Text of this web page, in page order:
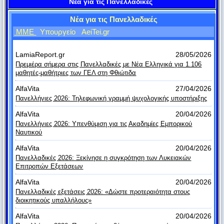
Μη μου τους κύκλους τάραττε.
Δεν υπάρχει τίποτε πιο άνισο από την ίση μεταχείριση των
ανίσων.
Αριστοτέλης
Εύρηκα!
Αρχιμήδης
Περισσότεροι νόμοι, λιγότερη δικαιοσύνη.
Κικέρων
Τον Μεσαίωνα είχαν τη γκιλοτίνα, το μαστίγιο, τη φάλαγγα.
Σήμερα, έχουμε ένα πιο αποτελεσματικό όργανο βασανισμού
που ονομάζεται ζυγαριά μπάνιου.
Στίβεν Φίλιπς
Όποιος θέλει, βρίσκει καιρό. Όποιος δεν θέλει, βρίσκει
πρόφαση.
αγοράσω ένα ζώο». «Αγόρασε», είπε ο Αρίστιππος,
«κι έτσι θα έχεις δύο».
άγαλμα. Όταν τον ρώτησαν γιατί κάνει κάτι τέτοιο
απάντησε: «Εξασκούμαι στο να μην
απογοητεύομαι από την αναισθησία των
ανθρώπων».
#9. Επέστρεφε ο Διογένης από τους Ολυμπιακούς
αγώνες και ένας τον ρώτησε, αν ήταν εκεί πολύς
κόσμος. Ο Διογένης αποκρίθηκε: «Κόσμος υπήρχε
πολύς, άνθρωποι όμως λίγοι».
#10. Παρακινούσαν τον Φίλιππο τον Μακεδόνα να
Νέα για τις Πανελλαδικές
ΜΜΕ
Υπουργείο AeiTei.gr
LamiaReport.gr
28/05/2026
Πρεμιέρα σήμερα στις Πανελλαδικές με Νέα Ελληνικά για 1.106
μαθητές-μαθήτριες των ΓΕΛ στη Φθιώτιδα
AlfaVita
27/04/2026
Πανελλήνιες 2026: Τηλεφωνική γραμμή ψυχολογικής υποστήριξης
AlfaVita
20/04/2026
Πανελλήνιες 2026: Υπενθύμιση για τις Ακαδημίες Εμπορικού
Ναυτικού
AlfaVita
20/04/2026
Πανελλαδικές 2026: Ξεκίνησε η συγκρότηση των Λυκειακών
Επιτροπών Εξετάσεων
AlfaVita
20/04/2026
Πανελλαδικές εξετάσεις 2026: «Δώστε προτεραιότητα στους
διοικητικούς υπαλλήλους»
AlfaVita
20/04/2026